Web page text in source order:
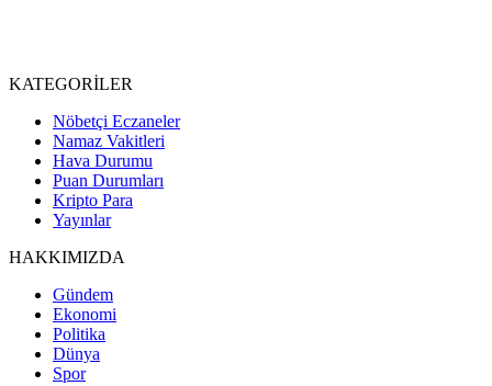
KATEGORİLER
Nöbetçi Eczaneler
Namaz Vakitleri
Hava Durumu
Puan Durumları
Kripto Para
Yayınlar
HAKKIMIZDA
Gündem
Ekonomi
Politika
Dünya
Spor